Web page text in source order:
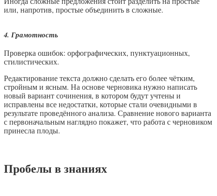
или, напротив, простые объединить в сложные.
4. Грамотность
Проверка ошибок: орфографических, пунктуационных,
стилистических.
Редактирование текста должно сделать его более чётким,
стройным и ясным. На основе черновика нужно написать
новый вариант сочинения, в котором будут учтены и
исправлены все недостатки, которые стали очевидными в
результате проведённого анализа. Сравнение нового варианта
с первоначальным наглядно покажет, что работа с черновиком
принесла плоды.
Пробелы в знаниях